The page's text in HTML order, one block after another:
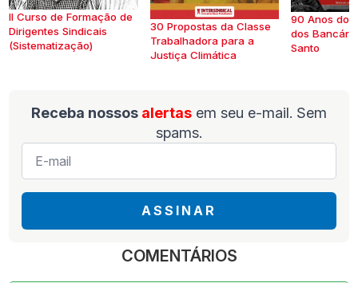
II Curso de Formação de
Dirigentes Sindicais
(Sistematização)
30 Propostas da Classe
Trabalhadora para a
Justiça Climática
90 Anos do
dos
Santo
Receba nossos alertas em seu e-mail. Sem
spams.
E-
mail
ASSINAR
COMENTÁRIOS